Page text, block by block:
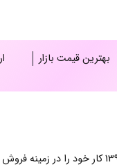
بهترین قیمت بازار
فروشگاه لنز امیر از سال 1392 کار خود را در